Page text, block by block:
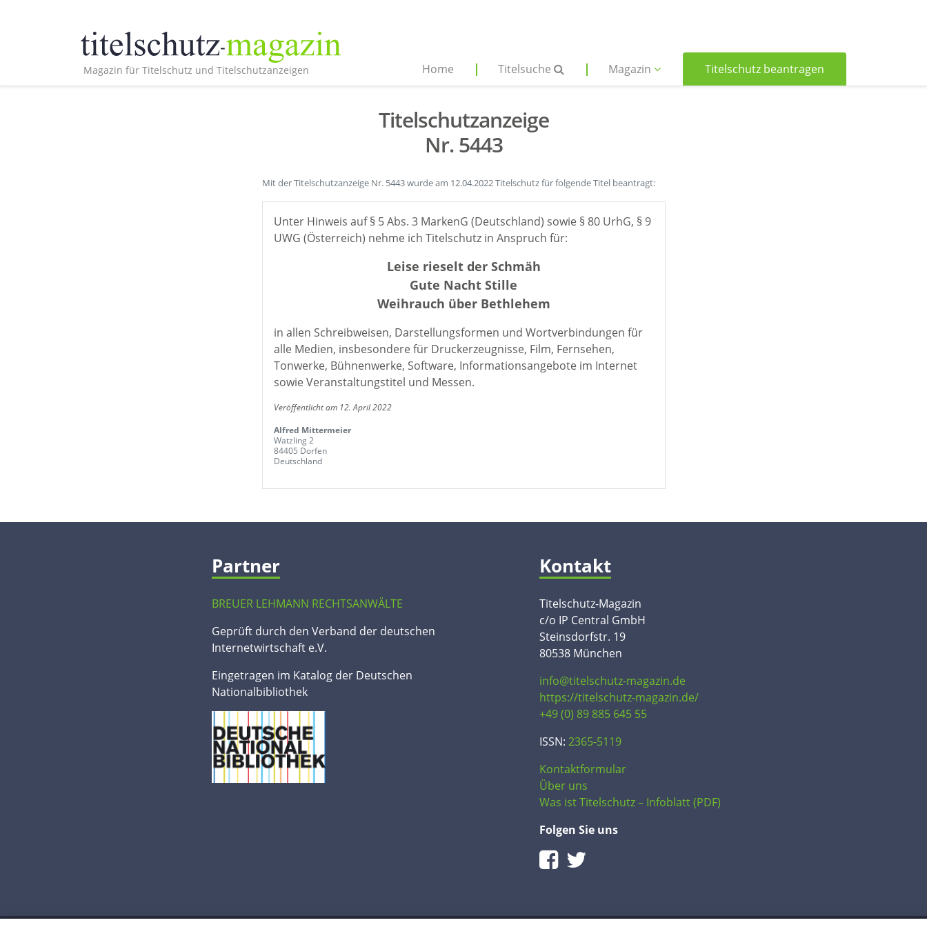
Magazin für Titelschutz und Titelschutzanzeigen Home Titelsuche Magazin Titelschutz beantragen
Titelschutzanzeige
Nr. 5443
Mit der Titelschutzanzeige Nr. 5443 wurde am 12.04.2022 Titelschutz für folgende Titel beantragt:
Unter Hinweis auf § 5 Abs. 3 MarkenG (Deutschland) sowie § 80 UrhG, § 9
UWG (Österreich) nehme ich Titelschutz in Anspruch für:
Leise rieselt der Schmäh
Gute Nacht Stille
Weihrauch über Bethlehem
in allen Schreibweisen, Darstellungsformen und Wortverbindungen für
alle Medien, insbesondere für Druckerzeugnisse, Film, Fernsehen,
Tonwerke, Bühnenwerke, Software, Informationsangebote im Internet
sowie Veranstaltungstitel und Messen.
Veröffentlicht am 12. April 2022
Alfred Mittermeier
Watzling 2
84405 Dorfen
Deutschland
Partner
BREUER LEHMANN RECHTSANWÄLTE
Geprüft durch den Verband der deutschen
Internetwirtschaft e.V.
Eingetragen im Katalog der Deutschen
Nationalbibliothek
Kontakt
Titelschutz-Magazin
c/o IP Central GmbH
Steinsdorfstr. 19
80538 München
info@titelschutz-magazin.de
https://titelschutz-magazin.de/
+49 (0) 89 885 645 55
ISSN: 2365-5119
Kontaktformular
Über uns
Was ist Titelschutz – Infoblatt (PDF)
Folgen Sie uns